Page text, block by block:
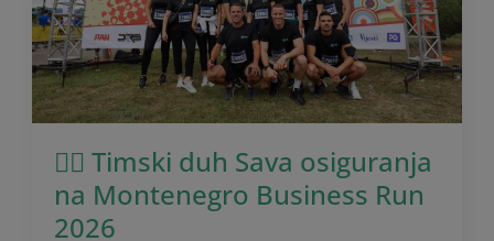
🏃‍♂️ Timski duh Sava osiguranja
na Montenegro Business Run
2026